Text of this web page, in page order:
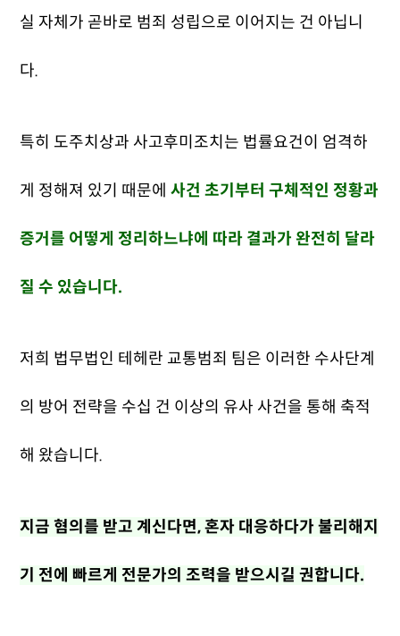
실 자체가 곧바로 범죄 성립으로 이어지는 건 아닙니
다.
특히 도주치상과 사고후미조치는 법률요건이 엄격하
게 정해져 있기 때문에사건 초기부터 구체적인 정황과
증거를 어떻게 정리하느냐에 따라 결과가 완전히 달라
질 수 있습니다.
저희 법무법인 테헤란 교통범죄 팀은 이러한 수사단계
의 방어 전략을 수십 건 이상의 유사 사건을 통해 축적
해 왔습니다.
지금 혐의를 받고 계신다면, 혼자 대응하다가 불리해지
기 전에 빠르게 전문가의 조력을 받으시길 권합니다.